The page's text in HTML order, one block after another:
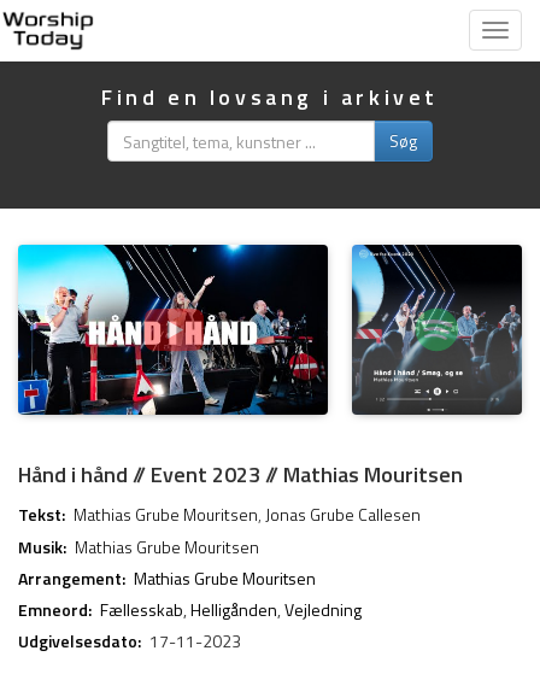
Vis
Find en lovsang i arkivet
Søg
Hånd i hånd // Event 2023 // Mathias Mouritsen
Tekst: Mathias Grube Mouritsen,Jonas Grube Callesen
Musik: Mathias Grube Mouritsen
Arrangement: Mathias Grube Mouritsen
Emneord: Fællesskab,Helligånden,Vejledning
Udgivelsesdato: 17-11-2023